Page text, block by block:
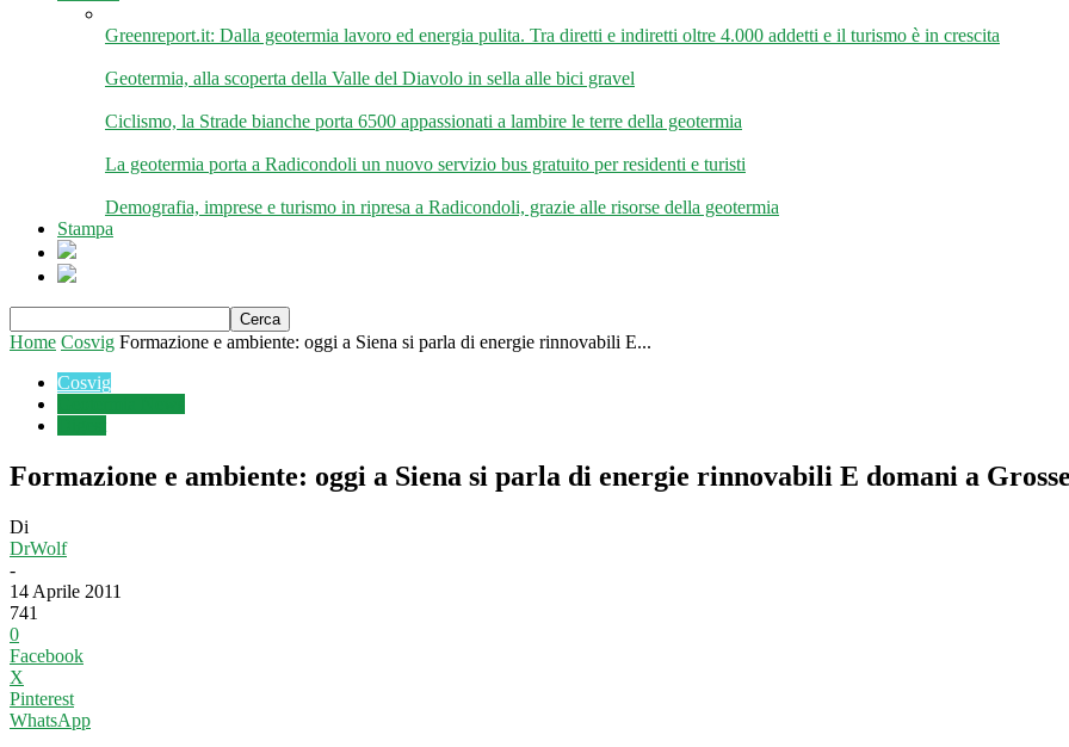
Greenreport.it: Dalla geotermia lavoro ed energia pulita. Tra diretti e indiretti oltre 4.000 addetti e il turismo è in crescita
Geotermia, alla scoperta della Valle del Diavolo in sella alle bici gravel
Ciclismo, la Strade bianche porta 6500 appassionati a lambire le terre della geotermia
La geotermia porta a Radicondoli un nuovo servizio bus gratuito per residenti e turisti
Demografia, imprese e turismo in ripresa a Radicondoli, grazie alle risorse della geotermia
Stampa
Home Cosvig Formazione e ambiente: oggi a Siena si parla di energie rinnovabili E...
Cosvig
Formazione e ambiente: oggi a Siena si parla di energie rinnovabili E domani a
Di
DrWolf
-
14 Aprile 2011
741
0
Facebook
X
Pinterest
WhatsApp